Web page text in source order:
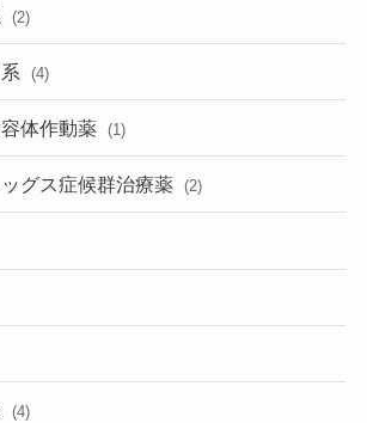
(2)
(4)
体作動薬 (1)
グス症候群治療薬 (2)
(4)